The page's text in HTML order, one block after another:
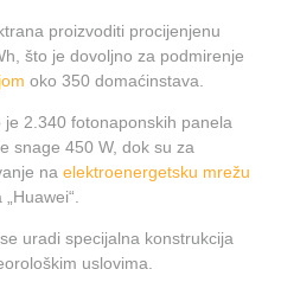
proizvoditi procijenjenu
što je dovoljno za podmirenje
oko 350 domaćinstava.
2.340 fotonaponskih panela
snage 450 W, dok su za
na elektroenergetsku mrežu
uradi specijalna konstrukcija
uslovima.